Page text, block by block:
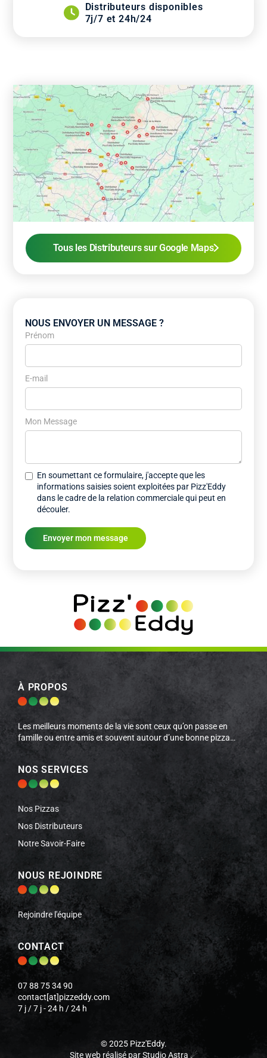
Distributeurs disponibles
7j/7 et 24h/24
Tous les Distributeurs sur Google Maps
NOUS ENVOYER UN MESSAGE ?
Prénom
E-mail
Mon Message
En soumettant ce formulaire, j'accepte que les
informations saisies soient exploitées par Pizz'Eddy
dans le cadre de la relation commerciale qui peut en
découler.
À PROPOS
Les meilleurs moments de la vie sont ceux qu’on passe en
famille ou entre amis et souvent autour d’une bonne pizza…
NOS SERVICES
Nos Pizzas
Nos Distributeurs
Notre Savoir-Faire
NOUS REJOINDRE
Rejoindre l'équipe
CONTACT
07 88 75 34 90
contact[at]pizzeddy.com
7 j / 7 j - 24 h / 24 h
©2025 Pizz'Eddy.
Site web réalisé par Studio Astra ☄